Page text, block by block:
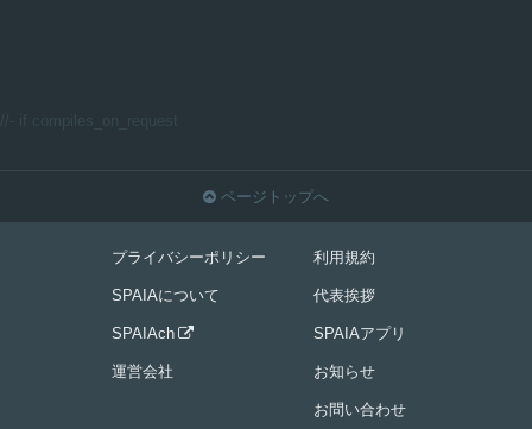
 ページトップへ
プライバシーポリシー
SPAIAについて
SPAIAch 
運営会社
利用規約
代表挨拶
SPAIAアプリ
お知らせ
お問い合わせ